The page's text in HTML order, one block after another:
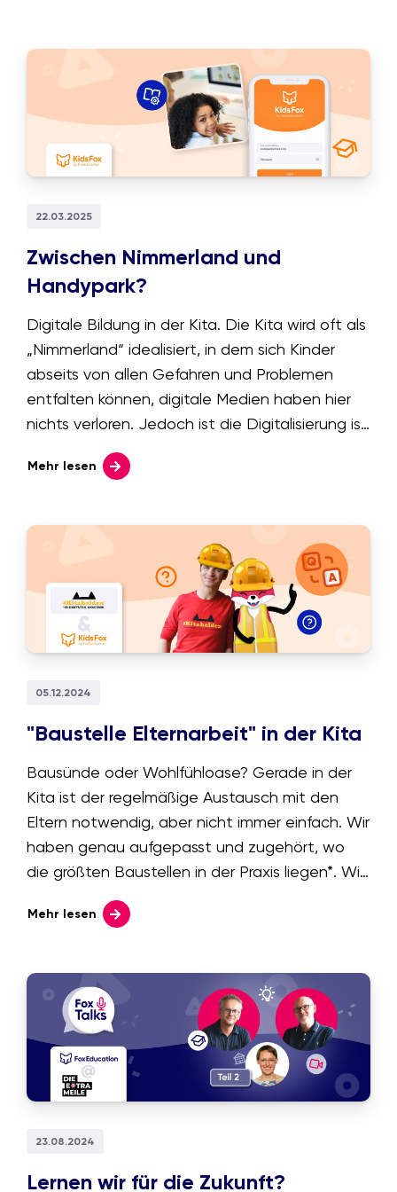
22.03.2025
Zwischen Nimmerland und
Handypark?
Digitale Bildung in der Kita. Die Kita wird oft als
„Nimmerland“ idealisiert, in dem sich Kinder
abseits von allen Gefahren und Problemen
entfalten können, digitale Medien haben hier
nichts verloren. Jedoch ist die Digitalisierung ist
ein Teil unserer Welt geworden. Gerade wenn
es um die frühe Bildung geht, ruft sie aber oft
Wir sehen uns an woher sie kommen und wie
wir sie entdämonisieren können.
Mehr lesen
05.12.2024
"Baustelle Elternarbeit" in der Kita
Bausünde oder Wohlfühloase? Gerade in der
Kita ist der regelmäßige Austausch mit den
Eltern notwendig, aber nicht immer einfach. Wir
haben genau aufgepasst und zugehört, wo
die größten Baustellen in der Praxis liegen*. Wie
Sie das fragile Gebäude der
Elternkommunikation auf ein stabiles
Mehr lesen
23.08.2024
Lernen wir für die Zukunft?